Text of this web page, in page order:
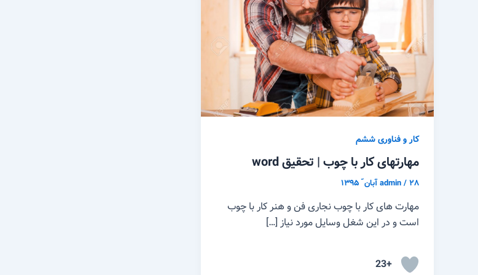
کار و فناوری ششم
مهارتهای کار با چوب | تحقیق word
admin/۲۸ آبان ّ ۱۳۹۵
مهارت های کار با چوب نجاری فن و هنر کار با چوب
است و در این شغل وسایل مورد نیاز […]
+23